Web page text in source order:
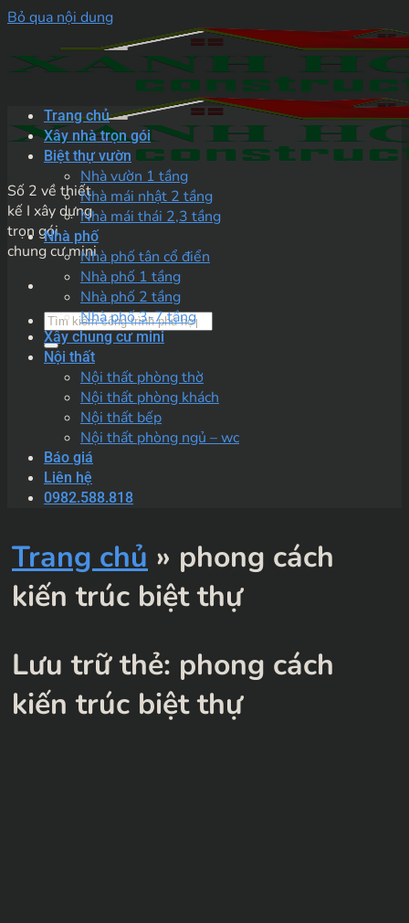
Bỏ qua nội dung
Số 2 về thiết
kế I xây dựng
trọn gói
chung cư mini
Trang chủ
Xây nhà trọn gói
Biệt thự vườn
Nhà vườn 1 tầng
Nhà mái nhật 2 tầng
Nhà mái thái 2,3 tầng
Nhà phố
Nhà phố tân cổ điển
Nhà phố 1 tầng
Nhà phố 2 tầng
Nhà phố 3-7 tầng
Xây chung cư mini
Nội thất
Nội thất phòng thờ
Nội thất phòng khách
Nội thất bếp
Nội thất phòng ngủ – wc
Báo giá
Liên hệ
0982.588.818
Trang chủ » phong cách
kiến trúc biệt thự
Lưu trữ thẻ: phong cách
kiến trúc biệt thự